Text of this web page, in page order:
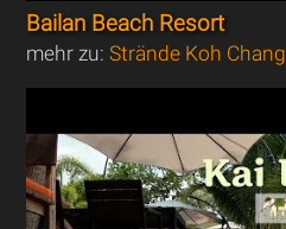
Bailan Beach Resort
mehr zu:Strände Koh Chang